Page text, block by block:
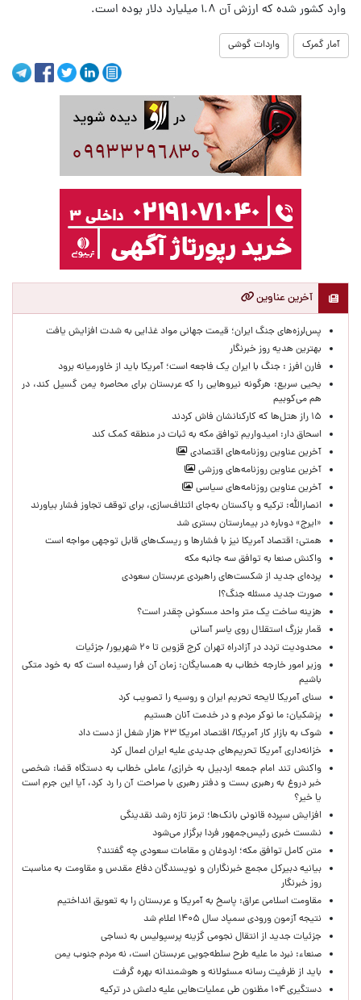
وارد کشور شده که ارزش آن ۱.۸ میلیارد دلار بوده است.
آمار گمرک واردات گوشی
آخرین عناوین
پس‌لرزه‌های جنگ ایران؛ قیمت جهانی مواد غذایی به شدت افزایش یافت
بهترین هدیه روز خبرنگار
فارن افرز : جنگ با ایران یک فاجعه است؛ آمریکا باید از خاورمیانه برود
یحیی سریع: هرگونه نیروهایی را که عربستان برای محاصره یمن گسیل کند، در
هم می‌کوبیم
۱۵ راز هتل‌ها که کارکنانشان فاش کردند
اسحاق دار: امیدواریم توافق مکه به ثبات در منطقه کمک کند
آخرین عناوین روزنامه‌های اقتصادی
آخرین عناوین روزنامه‌های ورزشی
آخرین عناوین روزنامه‌های سیاسی
انصارالله: ترکیه و پاکستان به‌جای ائتلاف‌سازی، برای توقف تجاوز فشار بیاورند
«ایرج» دوباره در بیمارستان بستری شد
همتی: اقتصاد آمریکا نیز با فشارها و ریسک‌های قابل توجهی مواجه است
واکنش صنعا به توافق سه جانبه مکه
پرده‌ای جدید از شکست‌های راهبردی عربستان سعودی
صورت جدید مسئله جنگ؟!
هزینه ساخت یک متر واحد مسکونی چقدر است؟
قمار بزرگ استقلال روی یاسر آسانی
محدودیت تردد در آزادراه تهران کرج قزوین تا ۲۰ شهریور/ جزئیات
وزیر امور خارجه خطاب به همسایگان: زمان آن فرا رسیده است که به خود متکی
باشیم
سنای آمریکا لایحه تحریم ایران و روسیه را تصویب کرد
پزشکیان: ما نوکر مردم و در خدمت آنان هستیم
شوک به بازار کار آمریکا/ اقتصاد امریکا ۲۳ هزار شغل از دست داد
خزانه‌داری آمریکا تحریم‌های جدیدی علیه ایران اعمال کرد
واکنش تند امام جمعه اردبیل به خرازی/ عاملی خطاب به دستگاه قضا: شخصی
خبر دروغ به رهبری بست و دفتر رهبری با صراحت آن را رد کرد، آیا این جرم است
یا خیر؟
افزایش سپرده قانونی بانک‌ها؛ ترمز تازه رشد نقدینگی
نشست خبری رئیس‌جمهور فردا برگزار می‌شود
متن کامل توافق مکه؛ اردوغان و مقامات سعودی چه گفتند؟
بیانیه دبیرکل مجمع خبرنگاران و نویسندگان دفاع مقدس و مقاومت به مناسبت
روز خبرنگار
مقاومت اسلامی عراق: پاسخ به آمریکا و عربستان را به تعویق انداختیم
نتیجه آزمون ورودی سمپاد سال ۱۴۰۵ اعلام شد
جزئیات جدید از انتقال نجومی گزینه پرسپولیس به نساجی
صنعاء: نبرد ما علیه طرح سلطه‌جویی عربستان است، نه مردم جنوب یمن
باید از ظرفیت رسانه مسئولانه و هوشمندانه بهره گرفت
دستگیری ۱۰۴ مظنون طی عملیات‌هایی علیه داعش در ترکیه